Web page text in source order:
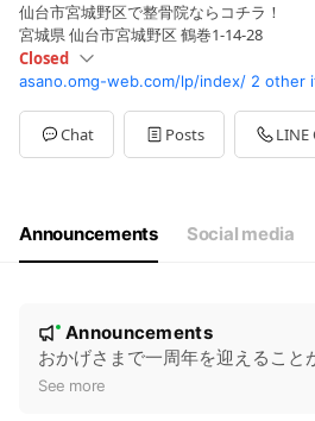
仙台市宮城野区で整骨院ならコチラ！
宮城県 仙台市宮城野区 鶴巻1-14-28
Closed
SunClosed
Mon09:00 - 12:30,14:30 - 19:30
Tue09:00 - 12:30,14:30 - 19:30
Wed09:00 - 12:30,14:30 - 19:30
木曜日は自費メニューのみです
asano.omg-web.com/lp/index/ 2 other
Chat Posts LINE
Announcements Social media
New
Announcements
おかげさまで一周年を迎えること
See more